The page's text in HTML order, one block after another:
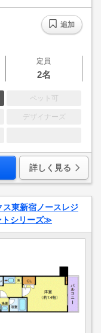
定員
2名
ペット可
デザイナーズ
追加
詳しく見る
ス東新宿ノースレジ
トシリーズ≫